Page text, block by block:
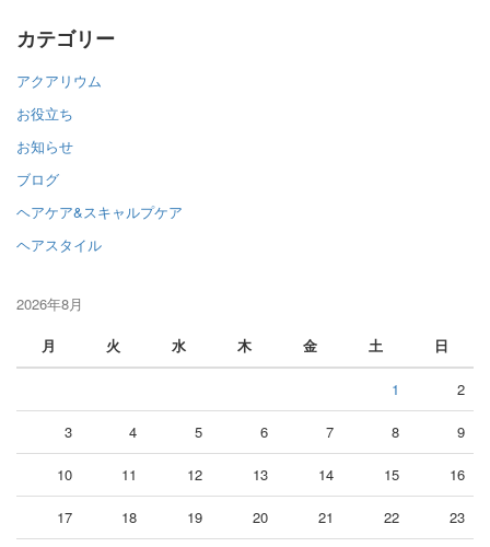
カテゴリー
アクアリウム
お役立ち
お知らせ
ブログ
ヘアケア&スキャルプケア
ヘアスタイル
2026年8月
月
火 水 木 金 土 日
1 2
3 4 5 6 7 8 9
10 11 12 13 14 15 16
17 18 19 20 21 22 23